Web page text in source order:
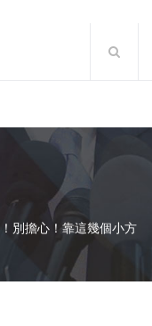
別擔心！靠這幾個小方